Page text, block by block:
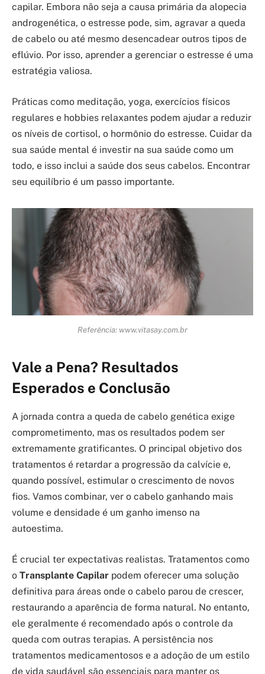
capilar. Embora não seja a causa primária da alopecia
androgenética, o estresse pode, sim, agravar a queda
de cabelo ou até mesmo desencadear outros tipos de
eflúvio. Por isso, aprender a gerenciar o estresse é uma
estratégia valiosa.
Práticas como meditação, yoga, exercícios físicos
regulares e hobbies relaxantes podem ajudar a reduzir
os níveis de cortisol, o hormônio do estresse. Cuidar da
sua saúde mental é investir na sua saúde como um
todo, e isso inclui a saúde dos seus cabelos. Encontrar
seu equilíbrio é um passo importante.
Referência: www.vitasay.com.br
Vale a Pena? Resultados
Esperados e Conclusão
A jornada contra a queda de cabelo genética exige
comprometimento, mas os resultados podem ser
extremamente gratificantes. O principal objetivo dos
tratamentos é retardar a progressão da calvície e,
quando possível, estimular o crescimento de novos
fios. Vamos combinar, ver o cabelo ganhando mais
volume e densidade é um ganho imenso na
autoestima.
É crucial ter expectativas realistas. Tratamentos como
o Transplante Capilar podem oferecer uma solução
definitiva para áreas onde o cabelo parou de crescer,
restaurando a aparência de forma natural. No entanto,
ele geralmente é recomendado após o controle da
queda com outras terapias. A persistência nos
tratamentos medicamentosos e a adoção de um estilo
de vida saudável são essenciais para manter os